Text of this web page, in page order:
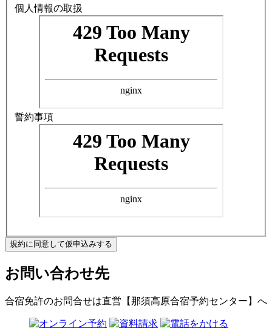
個人情報の取扱
誓約事項
規約に同意して仮申込みする
お問い合わせ先
合宿免許のお問合せは直営【那須高原合宿予約センター】 へ